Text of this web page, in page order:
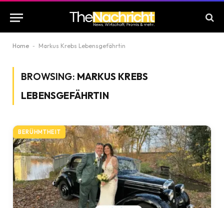
Home - Markus Krebs Lebensgefährtin
BROWSING: MARKUS KREBS
LEBENSGEFÄHRTIN
BERÜHMTHEIT